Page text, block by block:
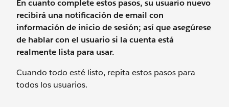
En cuanto complete estos pasos, su usuario nuevo
recibirá una notificación de email con
información de inicio de sesión; así que asegúrese
de hablarcon el usuario si la cuenta está
realmente lista para usar.
Cuando todo esté listo, repita estos pasos para
todos los usuarios.